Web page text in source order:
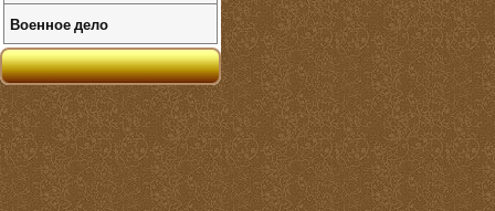
Военное дело